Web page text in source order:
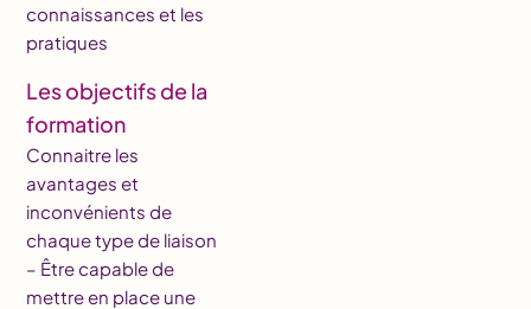
connaissances et les
pratiques
Les objectifs de la
formation
Connaitre les
avantages et
inconvénients de
chaque type de liaison
– Être capable de
mettre en place une